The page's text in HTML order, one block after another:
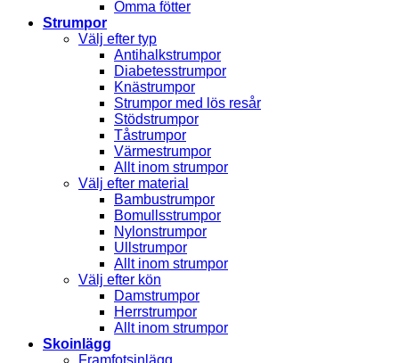
Ömma fötter
Strumpor
Välj efter typ
Antihalkstrumpor
Diabetesstrumpor
Knästrumpor
Strumpor med lös resår
Stödstrumpor
Tåstrumpor
Värmestrumpor
Allt inom strumpor
Välj efter material
Bambustrumpor
Bomullsstrumpor
Nylonstrumpor
Ullstrumpor
Allt inom strumpor
Välj efter kön
Damstrumpor
Herrstrumpor
Allt inom strumpor
Skoinlägg
Framfotsinlägg